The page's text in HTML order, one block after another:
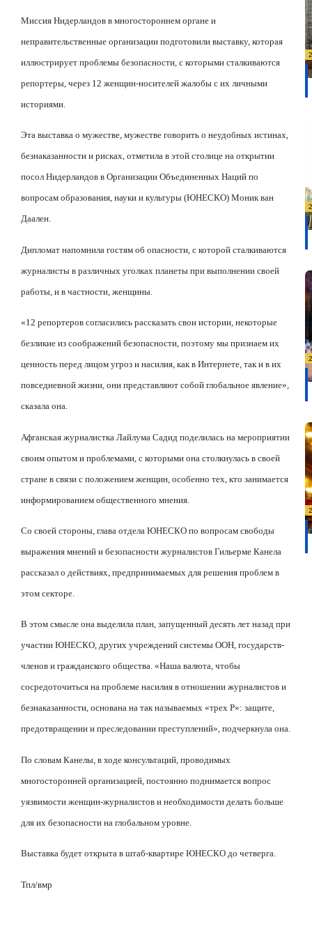
Миссия Нидерландов в многостороннем органе и
неправительственные организации подготовили выставку, которая
иллюстрирует проблемы безопасности, с которыми сталкиваются
репортеры, через 12 женщин-носителей жалобы с их личными
историями.
Эта выставка о мужестве, мужестве говорить о неудобных истинах,
безнаказанности и рисках, отметила в этой столице на открытии
посол Нидерландов в Организации Объединенных Наций по
вопросам образования, науки и культуры (ЮНЕСКО) Моник ван
Даален.
Дипломат напомнила гостям об опасности, с которой сталкиваются
журналисты в различных уголках планеты при выполнении своей
работы, и в частности, женщины.
«12 репортеров согласились рассказать свои истории, некоторые
безликие из соображений безопасности, поэтому мы признаем их
ценность перед лицом угроз и насилия, как в Интернете, так и в их
повседневной жизни, они представляют собой глобальное явление»,
сказала она.
Афганская журналистка Лайлума Садид поделилась на мероприятии
своим опытом и проблемами, с которыми она столкнулась в своей
стране в связи с положением женщин, особенно тех, кто занимается
информированием общественного мнения.
Со своей стороны, глава отдела ЮНЕСКО по вопросам свободы
выражения мнений и безопасности журналистов Гильерме Канела
рассказал о действиях, предпринимаемых для решения проблем в
этом секторе.
В этом смысле она выделила план, запущенный десять лет назад при
участии ЮНЕСКО, других учреждений системы ООН, государств-
членов и гражданского общества. «Наша валюта, чтобы
сосредоточиться на проблеме насилия в отношении журналистов и
безнаказанности, основана на так называемых «трех P»: защите,
предотвращении и преследовании преступлений», подчеркнула она.
По словам Канелы, в ходе консультаций, проводимых
многосторонней организацией, постоянно поднимается вопрос
уязвимости женщин-журналистов и необходимости делать больше
для их безопасности на глобальном уровне.
Выставка будет открыта в штаб-квартире ЮНЕСКО до четверга.
Тпл/вмр